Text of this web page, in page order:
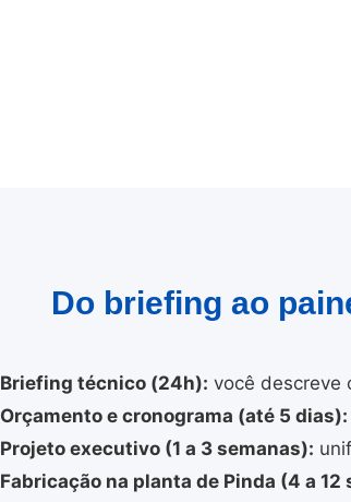
Do briefing ao
Briefing técnico (24h): você descreve
Orçamento e cronograma (até 5 dias):
Projeto executivo (1 a 3 semanas):
Fabricação na planta de Pinda (4 a 12